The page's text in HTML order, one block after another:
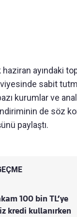
ayındaki
sabit
kurumlar ve
de söz
paylaştı.
100 bin TL’ye
kredi kullanırken